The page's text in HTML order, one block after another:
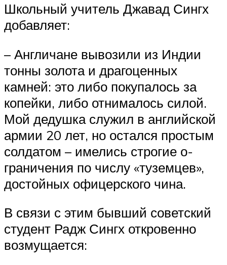
Школьный учитель Джавад Сингх
добавляет:
– Англичане вывозили из Индии
тонны золота и драгоценных
камней: это либо покупалось за
копейки, либо отнималось силой.
Мой дедушка служил в английской
армии 20 лет, но остался простым
солдатом – имелись строгие о­
граничения по числу «туземцев»,
достойных офицерского чина.
В связи с этим бывший советский
студент Радж Сингх откровенно
возмущается: